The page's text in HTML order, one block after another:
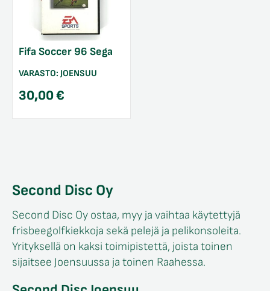
Fifa Soccer 96 Sega
VARASTO: JOENSUU
30,00€
Second Disc Oy
Second Disc Oy ostaa, myy ja vaihtaa käytettyjä
frisbeegolfkiekkoja sekä pelejä ja pelikonsoleita.
Yrityksellä on kaksi toimipistettä, joista toinen
sijaitsee Joensuussa ja toinen Raahessa.